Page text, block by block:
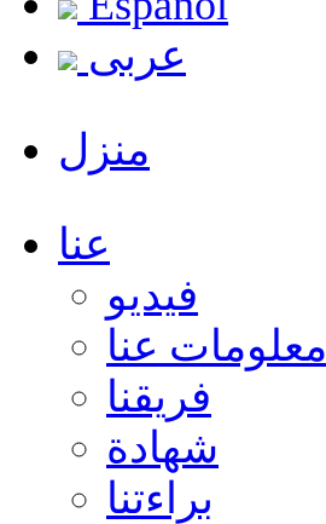
عربى
منزل
عنا
فيديو
معلومات عنا
فريقنا
شهادة
براءتنا